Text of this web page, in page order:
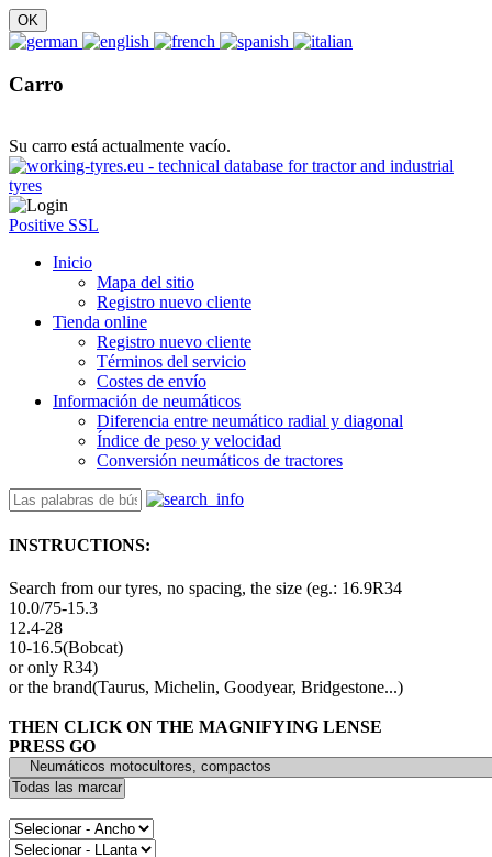
Carro
Su carro está actualmente vacío.
Positive SSL
Inicio
Mapa del sitio
Registro nuevo cliente
Tienda online
Registro nuevo cliente
Términos del servicio
Costes de envío
Información de neumáticos
Diferencia entre neumático radial y diagonal
Índice de peso y velocidad
Conversión neumáticos de tractores
INSTRUCTIONS:
Search from our tyres, no spacing, the size (eg.: 16.9R34
10.0/75-15.3
12.4-28
10-16.5(Bobcat)
or only R34)
or the brand(Taurus, Michelin, Goodyear, Bridgestone...)
THEN CLICK ON THE MAGNIFYING LENSE
PRESS GO